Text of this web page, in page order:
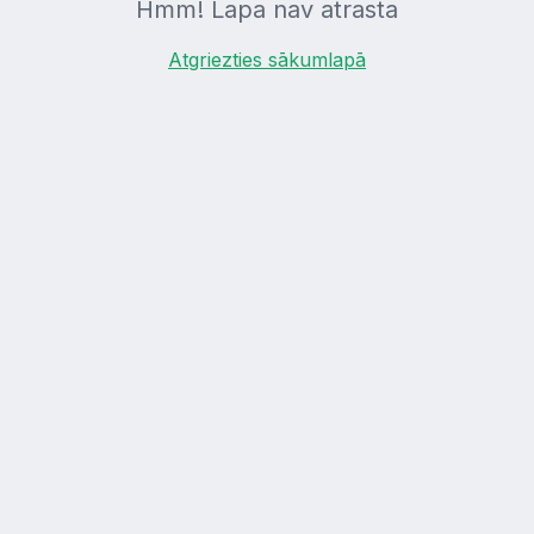
Hmm! Lapa nav atrasta
Atgriezties sākumlapā